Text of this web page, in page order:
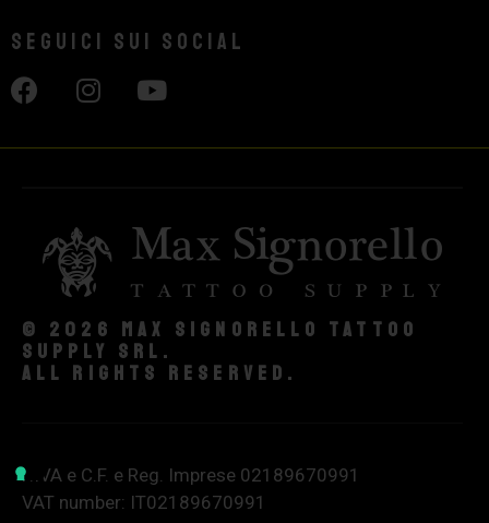
Seguici sui social
© 2026 Max Signorello Tattoo
supply srl.
All rights reserved.
P.IVA e C.F. e Reg. Imprese 02189670991
VAT number: IT02189670991